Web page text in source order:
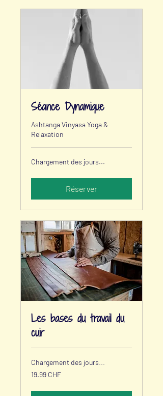
Séance Dynamique
Ashtanga Vinyasa Yoga &
Relaxation
Chargement des jours...
Réserver
Les bases du travail du
cuir
Chargement des jours...
19.99
francs
19.99 CHF